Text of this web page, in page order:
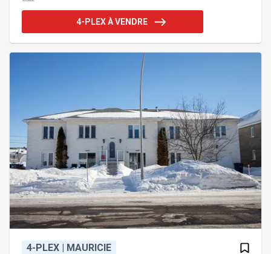
offre un accès facile et rapide aux services et
commodités. Une belle opportunité pour
a déchets, Bac a récupérationExclusions :
4-PLEX À VENDRE
4-PLEX | MAURICIE